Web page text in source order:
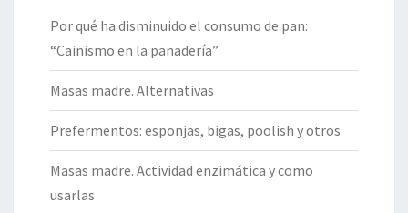
Por qué ha disminuido el consumo de pan:
“Cainismo en la panadería”
Masas madre. Alternativas
Prefermentos: esponjas, bigas, poolish y otros
Masas madre. Actividad enzimática y como
usarlas